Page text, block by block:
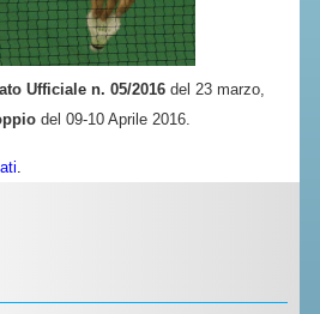
Ufficiale n. 05/2016 del 23 marzo,
del 09-10 Aprile 2016.
PATROCINIO
FEDERALE